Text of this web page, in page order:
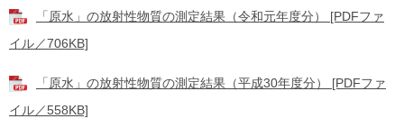
「原水」の放射性物質の測定結果（令和元年度分） [PDFファ
イル／706KB]
「原水」の放射性物質の測定結果（平成30年度分） [PDFファ
イル／558KB]